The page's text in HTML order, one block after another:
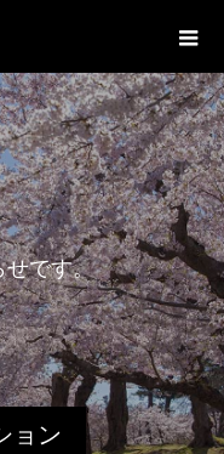
ョン
せです。